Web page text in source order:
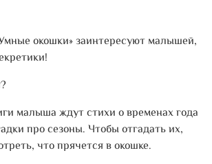
окошки» заинтересуют малышей,
малыша ждут стихи о временах года
про сезоны. Чтобы отгадать их,
что прячется в окошке.